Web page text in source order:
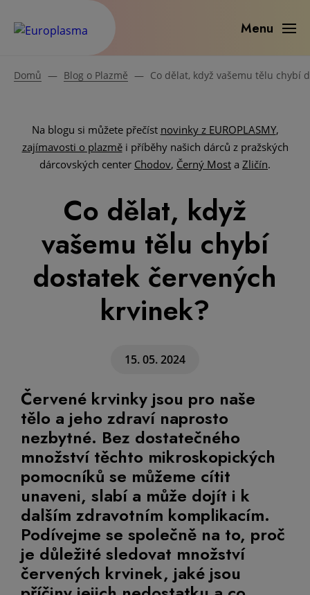
Menu
Domů — Blog o Plazmě — Co dělat, když vašemu tělu chybí
Na blogu si můžete přečíst novinky z EUROPLASMY,
zajímavosti o plazměi příběhy našich dárců z pražských
dárcovských center Chodov, Černý Most a Zličín.
Co dělat, když
vašemu tělu chybí
dostatek červených
krvinek?
15. 05. 2024
Červené krvinky jsou pro naše
tělo a jeho zdraví naprosto
nezbytné. Bez dostatečného
množství těchto mikroskopických
pomocníků se můžeme cítit
unaveni, slabí a může dojít i k
dalším zdravotním komplikacím.
Podívejme se společně na to, proč
je důležité sledovat množství
červených krvinek, jaké jsou